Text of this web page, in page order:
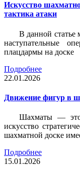
Искусство
тактика атаки
В данной статье
наступательные
плацдармы на доске
Подробнее
22.01.2026
Движение фигур в
Шахматы — это
искусство
шахматной доске
Подробнее
15.01.2026